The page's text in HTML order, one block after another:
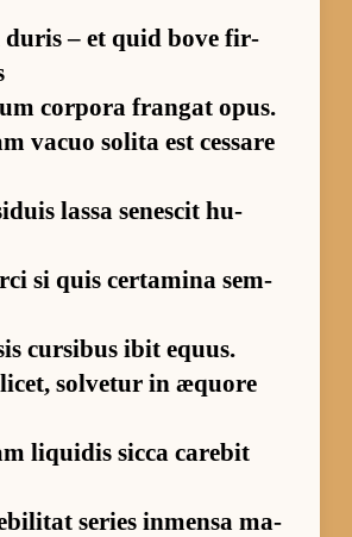
du­ris – et quid bove fir­
cor­pora frangat opus.
vacuo so­lita est ces­sare
lassa se­nes­cit hu­
si quis cer­ta­mina sem­
cur­si­bus ibit equus.
sol­ve­tur in æquore
li­qui­dis sicca ca­re­bit
se­ries in­mensa ma­